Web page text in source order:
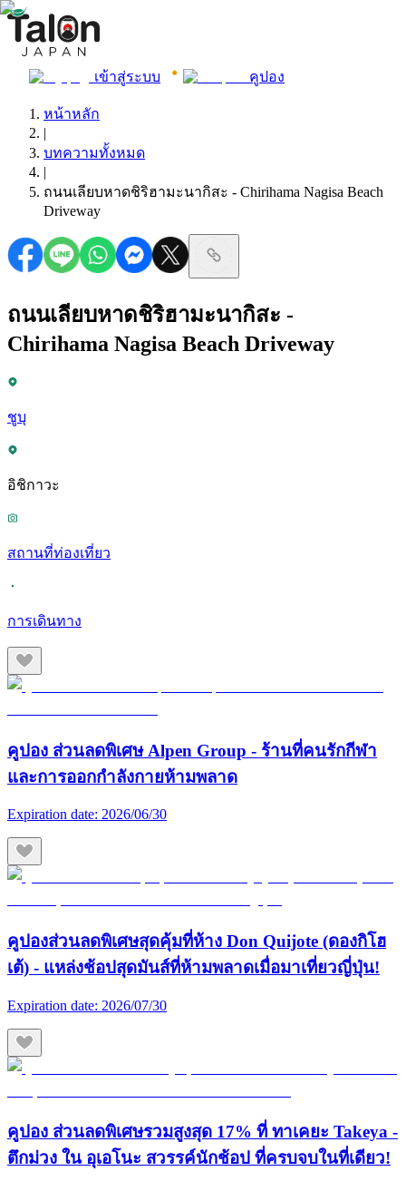
เข้าสู่ระบบ คูปอง
หน้าหลัก
|
บทความทั้งหมด
|
ถนนเลียบหาดชิริฮามะนากิสะ - Chirihama Nagisa Beach
Driveway
ถนนเลียบหาดชิริฮามะนากิสะ -
Chirihama Nagisa Beach Driveway
ชูบุ
อิชิกาวะ
สถานที่ท่องเที่ยว
การเดินทาง
คูปอง ส่วนลดพิเศษ Alpen Group - ร้านที่คนรักกีฬา
และการออกกำลังกายห้ามพลาด
Expiration date: 2026/06/30
คูปองส่วนลดพิเศษสุดคุ้มที่ห้าง Don Quijote (ดองกิโฮ
เต้) - แหล่งช้อปสุดมันส์ที่ห้ามพลาดเมื่อมาเที่ยวญี่ปุ่น!
Expiration date: 2026/07/30
คูปอง ส่วนลดพิเศษรวมสูงสุด 17% ที่ ทาเคยะ Takeya -
ตึกม่วง ใน อุเอโนะ สวรรค์นักช้อป ที่ครบจบในที่เดียว!